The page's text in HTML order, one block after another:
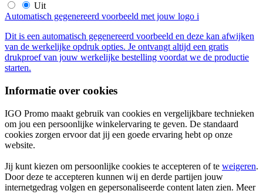
Uit
Automatisch gegenereerd voorbeeld met jouw logo i
Dit is een automatisch gegenereerd voorbeeld en deze kan afwijken
van de werkelijke opdruk opties. Je ontvangt altijd een gratis
drukproef van jouw werkelijke bestelling voordat we de productie
starten.
Informatie over cookies
IGO Promo maakt gebruik van cookies en vergelijkbare technieken
om jou een persoonlijke winkelervaring te geven. De standaard
cookies zorgen ervoor dat jij een goede ervaring hebt op onze
website.
Jij kunt kiezen om persoonlijke cookies te accepteren of te weigeren.
Door deze te accepteren kunnen wij en derde partijen jouw
internetgedrag volgen en gepersonaliseerde content laten zien. Meer